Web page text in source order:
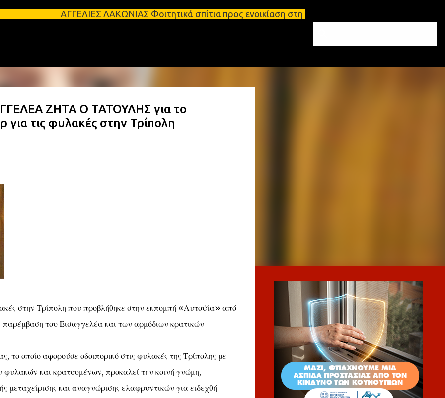
Μετάβαση στο κύριο περιεχόμενο
ΑΓΓΕΛΙΕΣ ΛΑΚΩΝΙΑΣ Φοιτητικά σπίτια προς ενοικίαση στη Σπάρτη Ενοικιάσεις διαμερισμάτων
ΖΗΤΑ Ο ΤΑΤΟΥΛΗΣ για το
τις φυλακές στην Τρίπολη
στην Τρίπολη που προβλήθηκε στην εκπομπή «Αυτοψία» από
του Εισαγγελέα και των αρμόδιων κρατικών
το οποίο αφορούσε οδοιπορικό στις φυλακές της Τρίπολης με
φυλακών και κρατουμένων, προκαλεί την κοινή γνώμη,
μεταχείρισης και αναγνώρισης ελαφρυντικών για ειδεχθή